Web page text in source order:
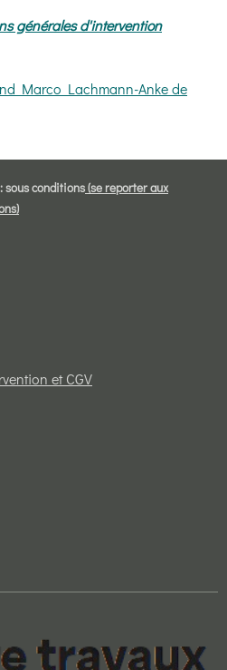
générales d'intervention
Marco Lachmann-Anke de
sous conditions(se reporter aux
et CGV